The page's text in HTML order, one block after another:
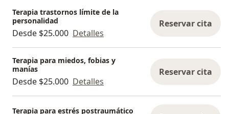
Terapia trastornos límite de la
personalidad
Desde $25.000 Detalles
Reservar cita
Terapia para miedos, fobias y
manías
Desde $25.000 Detalles
Reservar cita
Terapia para estrés postraumático